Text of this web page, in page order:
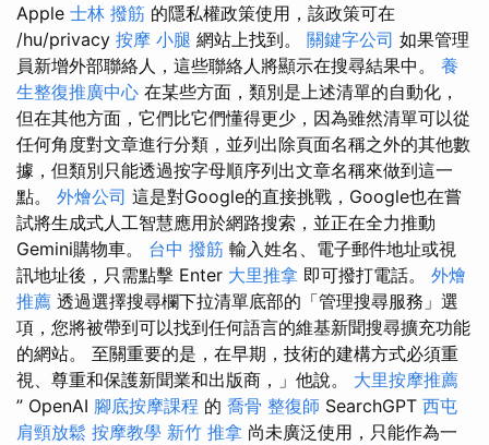
Apple 士林 撥筋 的隱私權政策使用，該政策可在
/hu/privacy 按摩 小腿 網站上找到。 關鍵字公司 如果管理
員新增外部聯絡人，這些聯絡人將顯示在搜尋結果中。 養
生整復推廣中心 在某些方面，類別是上述清單的自動化，
但在其他方面，它們比它們懂得更少，因為雖然清單可以從
任何角度對文章進行分類，並列出除頁面名稱之外的其他數
據，但類別只能透過按字母順序列出文章名稱來做到這一
點。 外燴公司 這是對Google的直接挑戰，Google也在嘗
試將生成式人工智慧應用於網路搜索，並正在全力推動
Gemini購物車。 台中 撥筋 輸入姓名、電子郵件地址或視
訊地址後，只需點擊 Enter 大里推拿 即可撥打電話。 外燴
推薦 透過選擇搜尋欄下拉清單底部的「管理搜尋服務」選
項，您將被帶到可以找到任何語言的維基新聞搜尋擴充功能
的網站。 至關重要的是，在早期，技術的建構方式必須重
視、尊重和保護新聞業和出版商，」他說。 大里按摩推薦
” OpenAI 腳底按摩課程 的 喬骨 整復師 SearchGPT 西屯
肩頸放鬆 按摩教學 新竹 推拿 尚未廣泛使用，只能作為一